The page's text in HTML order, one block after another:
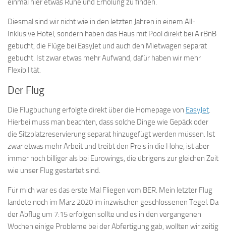
einmal hier etwas Ruhe und Erholung zu finden.
Diesmal sind wir nicht wie in den letzten Jahren in einem All-
Inklusive Hotel, sondern haben das Haus mit Pool direkt bei AirBnB
gebucht, die Flüge bei EasyJet und auch den Mietwagen separat
gebucht. Ist zwar etwas mehr Aufwand, dafür haben wir mehr
Flexibilität.
Der Flug
Die Flugbuchung erfolgte direkt über die Homepage von EasyJet.
Hierbei muss man beachten, dass solche Dinge wie Gepäck oder
die Sitzplatzreservierung separat hinzugefügt werden müssen. Ist
zwar etwas mehr Arbeit und treibt den Preis in die Höhe, ist aber
immer noch billiger als bei Eurowings, die übrigens zur gleichen Zeit
wie unser Flug gestartet sind.
Für mich war es das erste Mal Fliegen vom BER. Mein letzter Flug
landete noch im März 2020 im inzwischen geschlossenen Tegel. Da
der Abflug um 7:15 erfolgen sollte und es in den vergangenen
Wochen einige Probleme bei der Abfertigung gab, wollten wir zeitig